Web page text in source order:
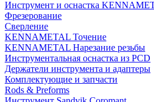
Инструмент и оснастка
Фрезерование
Сверление
KENNAMETAL Точение
KENNAMETAL Нарезание резьбы
Инструментальная оснастка из PCD
Держатели инструмента и адаптеры
Комплектующие и запчасти
Rods & Preforms